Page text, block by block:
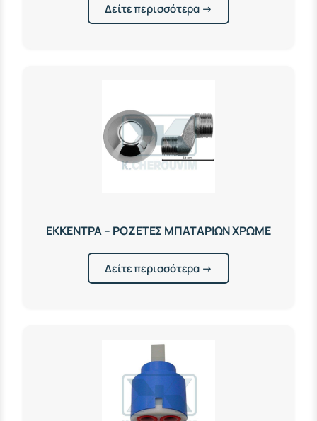
Δείτε περισσότερα →
ΕΚΚΕΝΤΡΑ – ΡΟΖΕΤΕΣ ΜΠΑΤΑΡΙΩΝ ΧΡΩΜΕ
Δείτε περισσότερα →